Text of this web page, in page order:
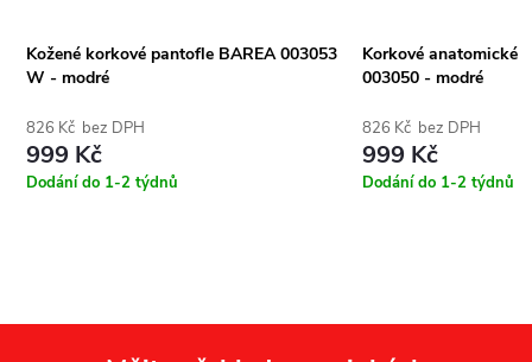
Kožené korkové pantofle BAREA 003053
W - modré
826 Kč bez DPH
999 Kč
Dodání do 1-2 týdnů
Korkové anatomické
003050 - modré
826 Kč bez DPH
999 Kč
Dodání do 1-2 týdnů